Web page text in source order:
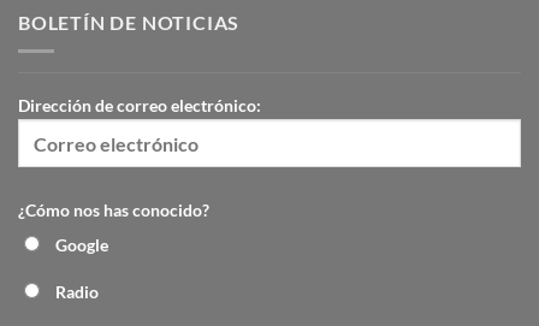
BOLETÍN DE NOTICIAS
Dirección de correo electrónico:
¿Cómo nos has conocido?
Google
Radio